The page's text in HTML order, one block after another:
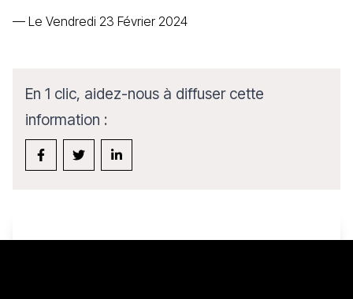
— Le Vendredi 23 Février 2024
En 1 clic, aidez-nous à diffuser cette
information :